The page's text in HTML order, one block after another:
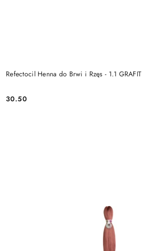
Refectocil Henna do Brwi i Rzęs - 1.1 GRAFIT
Cena:
30.50